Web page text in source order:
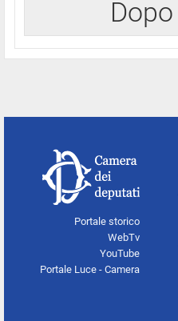
Dopo
Portale storico
WebTv
YouTube
Portale Luce - Camera